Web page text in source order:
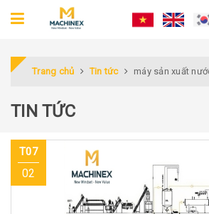
Trang chủ Tin tức máy sản xuất
TIN TỨC
T07
02